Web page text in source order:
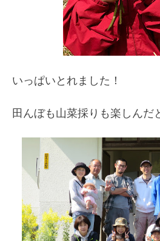
いっぱいとれました！
田んぼも山菜採りも楽しんだ